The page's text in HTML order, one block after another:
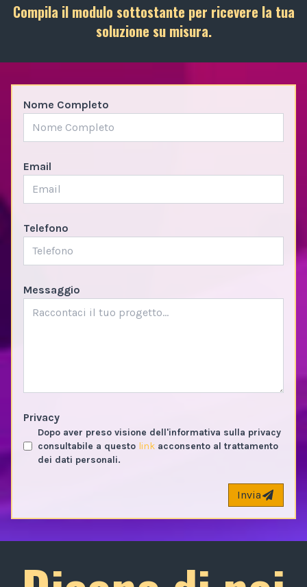
Compila il modulo sottostante per ricevere la tua
soluzione su misura.
Nome Completo
Email
Telefono
Messaggio
Privacy
Dopo aver preso visione dell'informativa sulla privacy
consultabile a questo link acconsento al trattamento
dei dati personali.
Invia